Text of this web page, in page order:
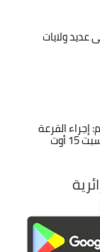
ولايات
2027م: إجراء القرعة